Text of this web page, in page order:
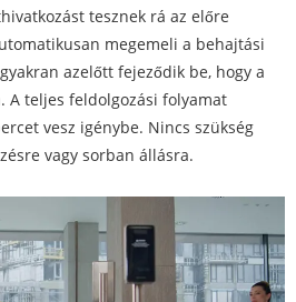
tesznek rá az előre
megemeli a behajtási
azelőtt fejeződik be, hogy a
A teljes feldolgozási folyamat
vesz igénybe. Nincs szükség
vagy sorban állásra.